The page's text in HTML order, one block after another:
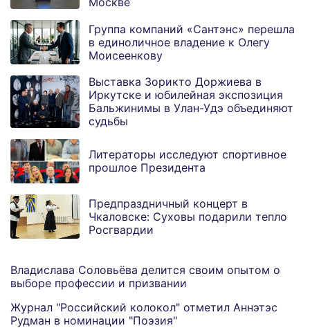
Группа компаний «Сантэнс» перешла
в единоличное владение к Олегу
Моисеенкову
Выставка Зорикто Доржиева в
Иркутске и юбилейная экспозиция
Бальжинимы в Улан-Удэ объединяют
судьбы
Литераторы исследуют спортивное
прошлое Президента
Предпраздничный концерт в
Чкаловске: Суховы подарили тепло
Росгвардии
Владислава Соловьёва делится своим опытом о
выборе профессии и призвании
Журнал "Российский колокол" отметил Аннэтэс
Рудман в номинации "Поэзия"